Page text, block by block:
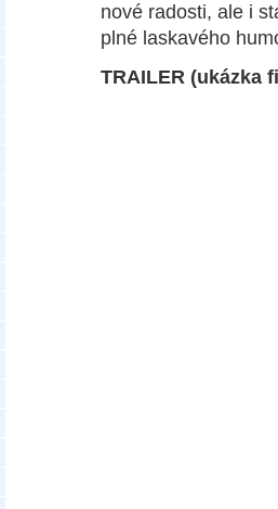
nové radosti, ale i
plné laskavého
TRAILER (ukázka